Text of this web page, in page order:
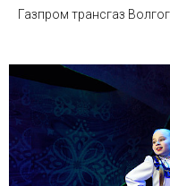
Газпром трансгаз